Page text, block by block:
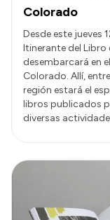
Colorado
Desde este jueves
Itinerante del Libro
desembarcará en
Colorado. Allí,
región estará el
libros publicados
diversas